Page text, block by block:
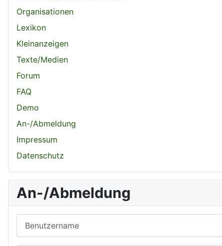
Organisationen
Lexikon
Kleinanzeigen
Texte/Medien
Forum
FAQ
Demo
An-/Abmeldung
Impressum
Datenschutz
An-/Abmeldung